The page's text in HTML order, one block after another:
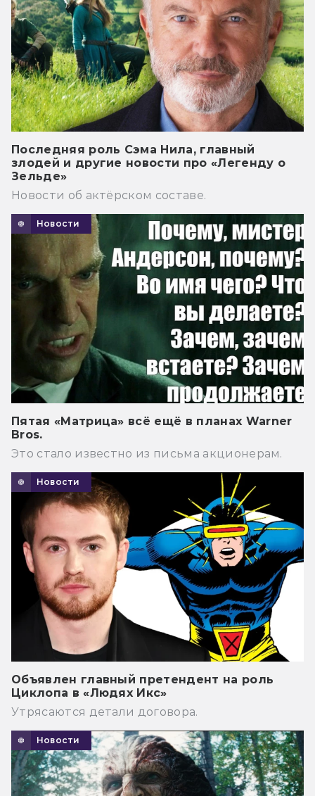
Последняя роль Сэма Нила, главный
злодей и другие новости про «Легенду о
Зельде»
Новости об актёрском составе.
Новости
Пятая «Матрица» всё ещё в планах Warner
Bros.
Это стало известно из письма акционерам.
Новости
Объявлен главный претендент на роль
Циклопа в «Людях Икс»
Утрясаются детали договора.
Новости